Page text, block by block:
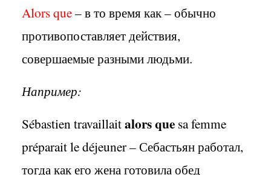
Alorsque– в то время как – обычно
противопоставляет действия,
совершаемые разными людьми.
Например:
Sébastien travaillaitalors que sa femme
préparait le déjeuner – Себастьян работал,
тогда как его жена готовила обед